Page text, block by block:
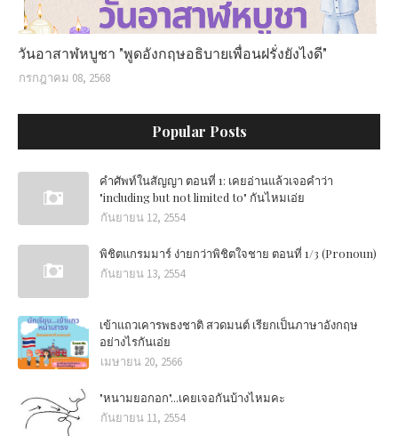
วันอาสาฬหบูชา "พูดอังกฤษอธิบายเพื่อนฝรั่งยังไงดี"
กรกฎาคม 08, 2568
Popular Posts
คำศัพท์ในสัญญา ตอนที่ 1: เคยอ่านแล้วเจอคำว่า
"including but not limited to" กันไหมเอ่ย
กันยายน 12, 2554
พิชิตแกรมมาร์ ง่ายกว่าพิชิตใจชาย ตอนที่ 1/3 (Pronoun)
กันยายน 13, 2554
เข้าแถวเคารพธงชาติ สวดมนต์ เรียกเป็นภาษาอังกฤษ
อย่างไรกันเอ่ย
เมษายน 20, 2566
"หนามยอกอก"...เคยเจอกันบ้างไหมคะ
กันยายน 11, 2554